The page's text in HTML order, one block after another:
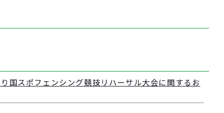
国スポフェンシング競技リハーサル大会に関するお